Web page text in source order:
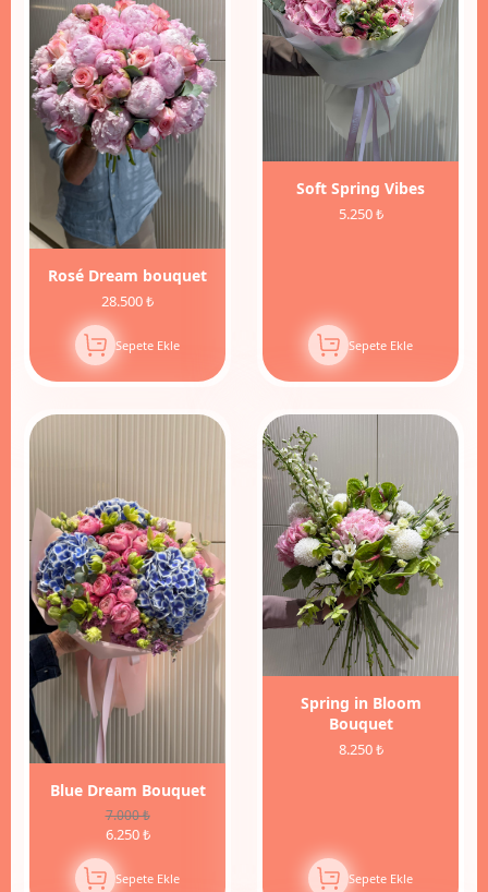
Rosé Dream bouquet
28.500 ₺
Sepete Ekle
Soft Spring Vibes
5.250 ₺
Sepete Ekle
11%
İndirim
Blue Dream Bouquet
7.000 ₺
6.250 ₺
Sepete Ekle
Spring in Bloom
Bouquet
8.250 ₺
Sepete Ekle